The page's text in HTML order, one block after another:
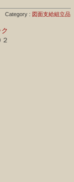
Category : 図面支給組立品